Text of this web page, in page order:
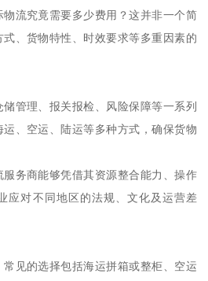
流究竟需要多少费用？这并非一个简
、货物特性、时效要求等多重因素的
管理、报关报检、风险保障等一系列
、空运、陆运等多种方式，确保货物
务商能够凭借其资源整合能力、操作
应对不同地区的法规、文化及运营差
见的选择包括海运拼箱或整柜、空运